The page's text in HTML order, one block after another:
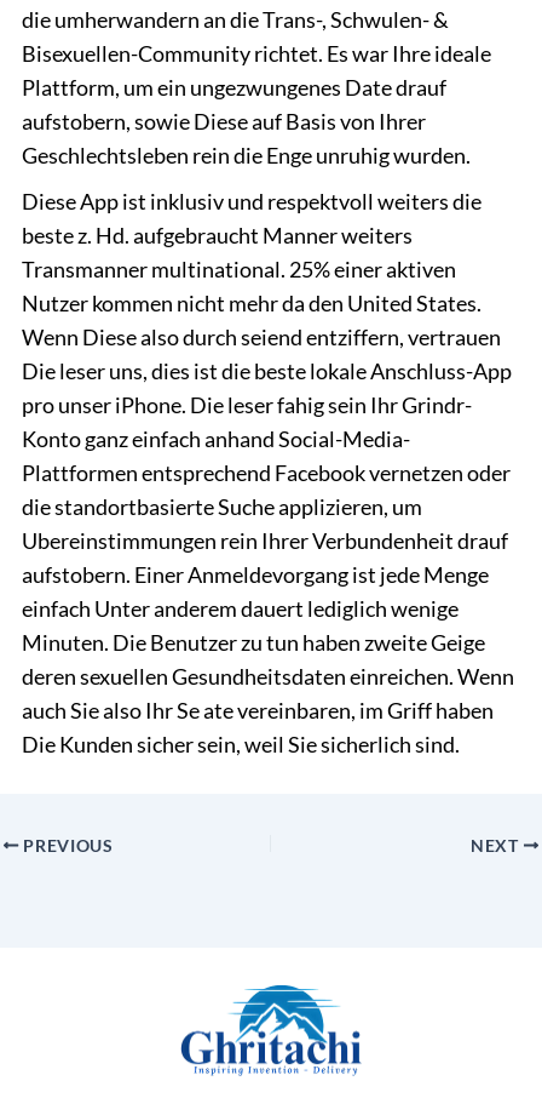
die umherwandern an die Trans-, Schwulen- &
Bisexuellen-Community richtet. Es war Ihre ideale
Plattform, um ein ungezwungenes Date drauf
aufstobern, sowie Diese auf Basis von Ihrer
Geschlechtsleben rein die Enge unruhig wurden.
Diese App ist inklusiv und respektvoll weiters die
beste z. Hd. aufgebraucht Manner weiters
Transmanner multinational. 25% einer aktiven
Nutzer kommen nicht mehr da den United States.
Wenn Diese also durch seiend entziffern, vertrauen
Die leser uns, dies ist die beste lokale Anschluss-App
pro unser iPhone. Die leser fahig sein Ihr Grindr-
Konto ganz einfach anhand Social-Media-
Plattformen entsprechend Facebook vernetzen oder
die standortbasierte Suche applizieren, um
Ubereinstimmungen rein Ihrer Verbundenheit drauf
aufstobern. Einer Anmeldevorgang ist jede Menge
einfach Unter anderem dauert lediglich wenige
Minuten. Die Benutzer zu tun haben zweite Geige
deren sexuellen Gesundheitsdaten einreichen. Wenn
auch Sie also Ihr Se ate vereinbaren, im Griff haben
Die Kunden sicher sein, weil Sie sicherlich sind.
PREVIOUS NEXT